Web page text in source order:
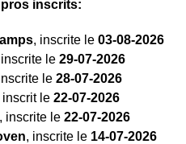
inscrits:
, inscrite le 03-08-2026
inscrite le 29-07-2026
le 28-07-2026
inscrit le 22-07-2026
, inscrite le 22-07-2026
, inscrite le 14-07-2026